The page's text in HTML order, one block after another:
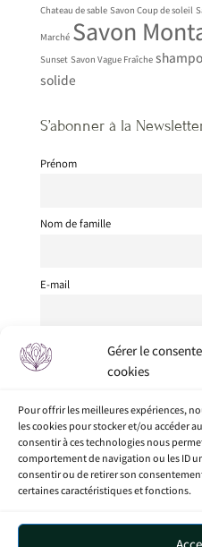
Gérer le
cookies
Pour offrir les meilleures expériences,
les cookies pour stocker et/ou accéder
consentir à ces technologies nous
comportement de navigation ou les ID
consentir ou de retirer son
certaines caractéristiques et fonctions.
Chateau de sable Savon Coup de soleil
Marché Savon
Sunset Savon Vague Fraîche
solide
S’abonner à la
Prénom
Nom de famille
E-mail
Je suis
Accueil Mon compte